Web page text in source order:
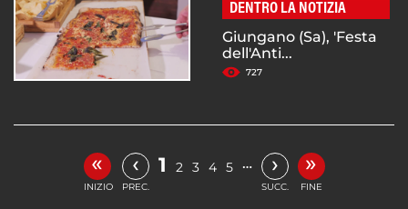
DENTRO LA NOTIZIA
Giungano (Sa), 'Festa
dell'Anti...
727
«
INIZIO
‹
PREC.
1 2 3 4 5 … ›
SUCC.
»
FINE